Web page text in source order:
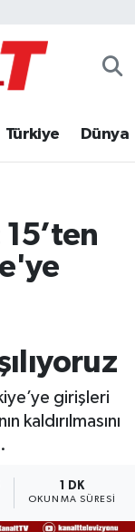
Türkiye Dünya
girişleri
kaldırılmasını
1 DK
OKUNMA SÜRESI